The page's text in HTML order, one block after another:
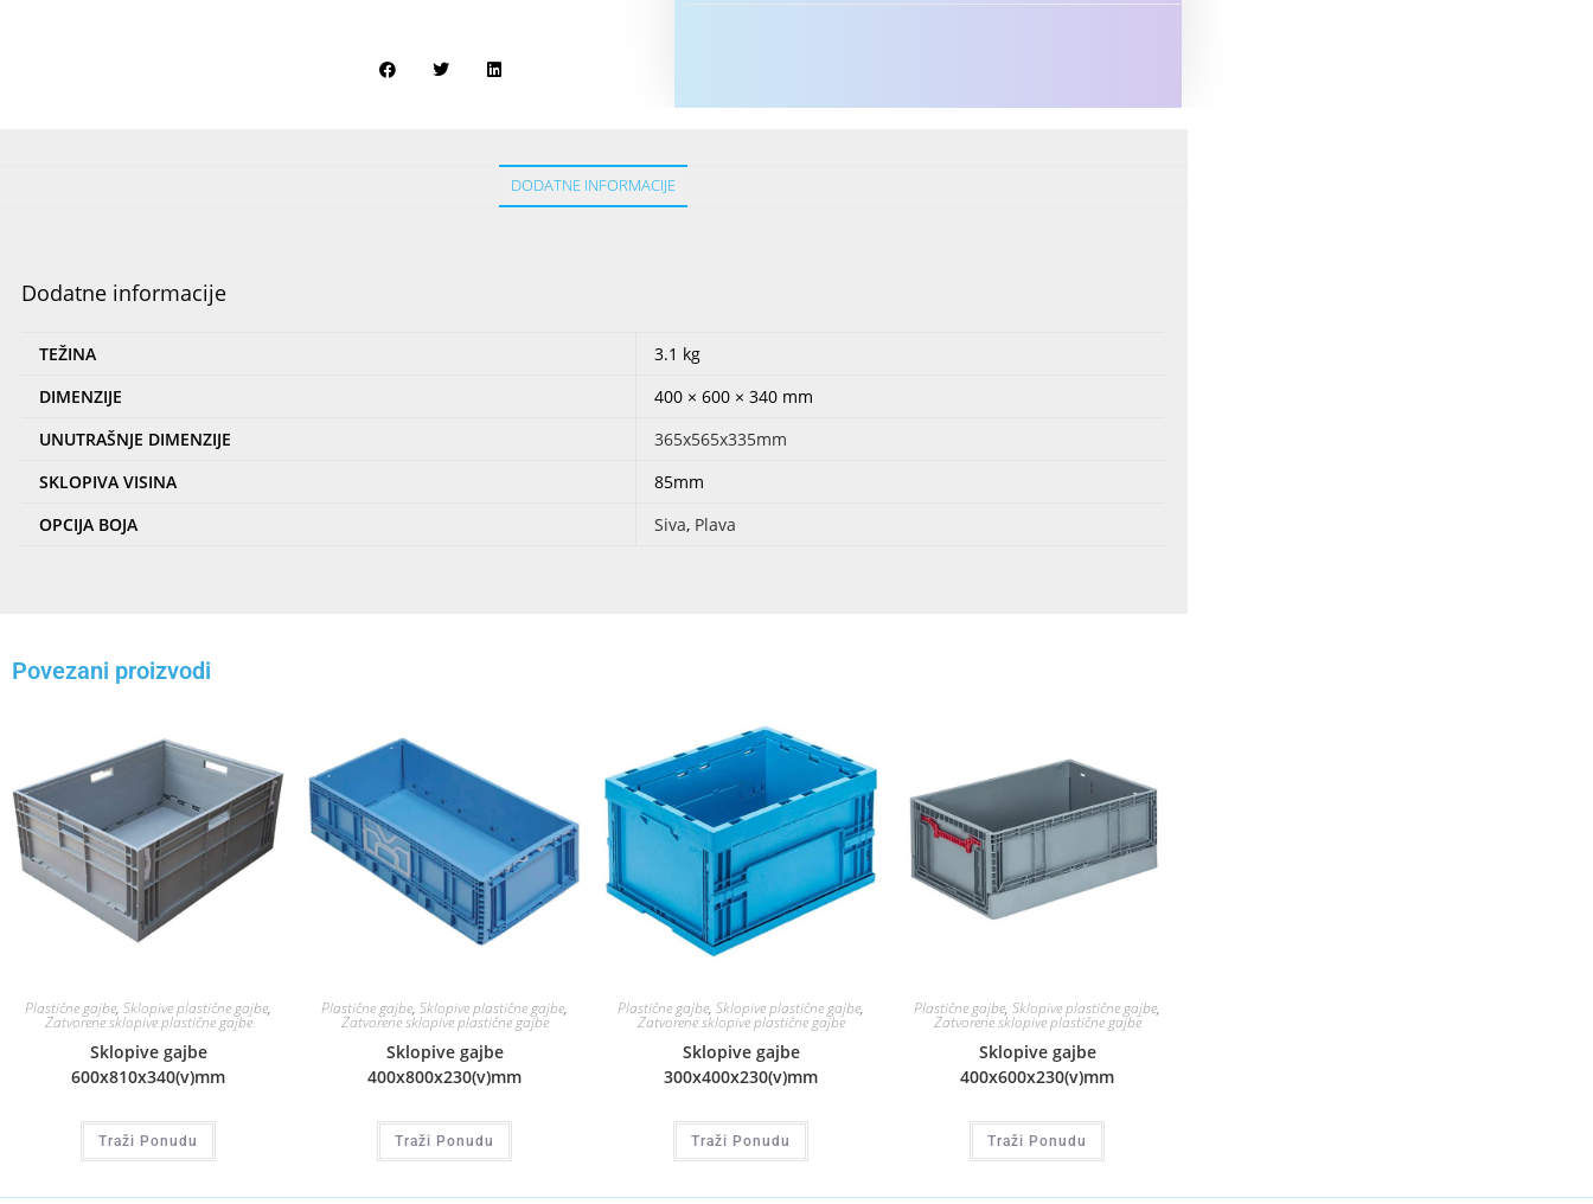
DODATNE INFORMACIJE
Dodatne informacije
TEŽINA
3.1 kg
DIMENZIJE
400 × 600 × 340 mm
UNUTRAŠNJE DIMENZIJE
365x565x335mm
SKLOPIVA VISINA
85mm
OPCIJA BOJA
Siva, Plava
Povezani proizvodi
Plastične gajbe, Sklopive plastične gajbe,
Zatvorene sklopive plastične gajbe
Sklopive gajbe
600x810x340(v)mm
Traži Ponudu
Plastične gajbe, Sklopive plastične gajbe,
Zatvorene sklopive plastične gajbe
Sklopive gajbe
400x800x230(v)mm
Traži Ponudu
Plastične gajbe, Sklopive plastične gajbe,
Zatvorene sklopive plastične gajbe
Sklopive gajbe
300x400x230(v)mm
Traži Ponudu
Plastične gajbe, Sklopive plastične gajbe,
Zatvorene sklopive plastične gajbe
Sklopive gajbe
400x600x230(v)mm
Traži Ponudu